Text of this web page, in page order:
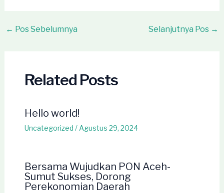
Post
← Pos Sebelumnya Selanjutnya Pos →
Related Posts
Hello world!
Uncategorized / Agustus 29, 2024
Bersama Wujudkan PON Aceh-
Sumut Sukses, Dorong
Perekonomian Daerah